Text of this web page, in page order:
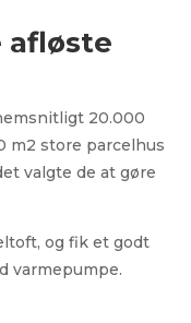
afløste
20.000
m2 store parcelhus
valgte de at gøre
og fik et godt
varmepumpe.